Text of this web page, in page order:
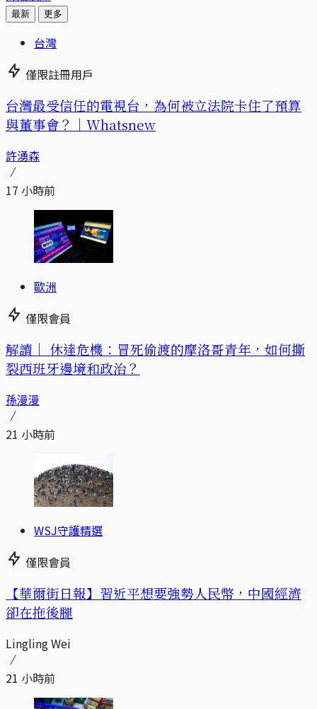
最新 更多
台灣
僅限註冊用戶
台灣最受信任的電視台，為何被立法院卡住了預算
與董事會？｜Whatsnew
許湧森
17 小時前
歐洲
僅限會員
解讀｜ 休達危機：冒死偷渡的摩洛哥青年，如何撕
裂西班牙邊境和政治？
孫漫漫
21 小時前
WSJ守護精選
僅限會員
【華爾街日報】習近平想要強勢人民幣，中國經濟
卻在拖後腿
Lingling Wei
21 小時前